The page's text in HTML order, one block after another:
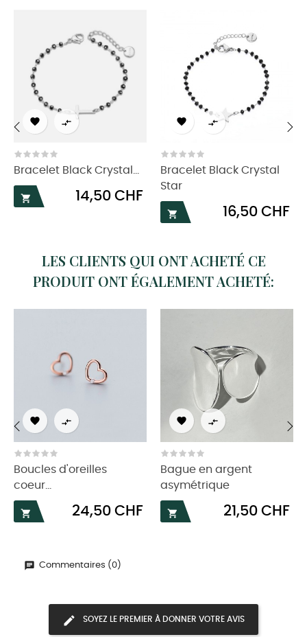
 
Bracelet Black Crystal...

Prix
14,50 CHF
 
Bracelet Black Crystal
Star

Prix
16,50 CHF
‹
LES CLIENTS QUI ONT ACHETÉ CE
PRODUIT ONT ÉGALEMENT ACHETÉ:
 
Boucles d'oreilles
coeur...

Prix
24,50 CHF
 
Bague en argent
asymétrique

Prix
21,50 CHF
‹
Commentaires (0)
SOYEZ LE PREMIER À DONNER VOTRE AVIS